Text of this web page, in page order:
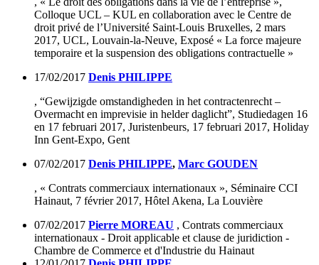
Colloque UCL – KUL en collaboration avec le Centre de
droit privé de l’Université Saint-Louis Bruxelles, 2 mars
2017, UCL, Louvain-la-Neuve, Exposé « La force majeure
temporaire et la suspension des obligations contractuelle »
17/02/2017 Denis PHILIPPE
, “Gewijzigde omstandigheden in het contractenrecht –
Overmacht en imprevisie in helder daglicht”, Studiedagen 16
en 17 februari 2017, Juristenbeurs, 17 februari 2017, Holiday
Inn Gent-Expo, Gent
07/02/2017 Denis PHILIPPE, Marc GOUDEN
, « Contrats commerciaux internationaux », Séminaire CCI
Hainaut, 7 février 2017, Hôtel Akena, La Louvière
07/02/2017 Pierre MOREAU , Contrats commerciaux
internationaux - Droit applicable et clause de juridiction -
Chambre de Commerce et d'Industrie du Hainaut